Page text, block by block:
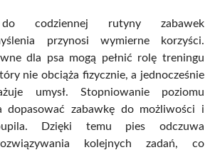
do codziennej rutyny zabawek
przynosi wymierne korzyści.
dla psa mogą pełnić rolę treningu
nie obciąża fizycznie, a jednocześnie
umysł. Stopniowanie poziomu
dopasować zabawkę do możliwości i
Dzięki temu pies odczuwa
kolejnych zadań, co